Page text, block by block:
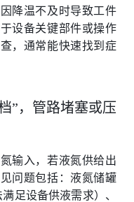
降温不及时导致工件
设备关键部件或操作
，通常能快速找到症
”，管路堵塞或压
输入，若液氮供给出
问题包括：液氮储罐
足设备供液需求）、